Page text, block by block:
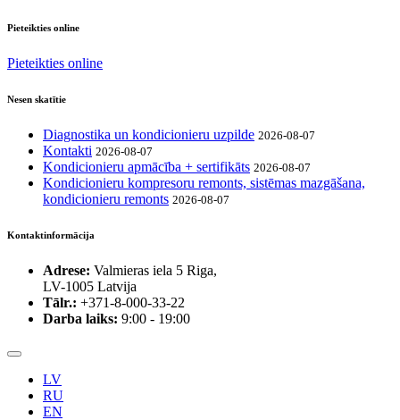
Pieteikties online
Pieteikties online
Nesen skatītie
Diagnostika un kondicionieru uzpilde 2026-08-07
Kontakti 2026-08-07
Kondicionieru apmācība + sertifikāts 2026-08-07
Kondicionieru kompresoru remonts, sistēmas mazgāšana,
kondicionieru remonts 2026-08-07
Kontaktinformācija
Adrese: Valmieras iela 5 Riga,
LV-1005 Latvija
Tālr.: +371-8-000-33-22
Darba laiks: 9:00 - 19:00
LV
RU
EN